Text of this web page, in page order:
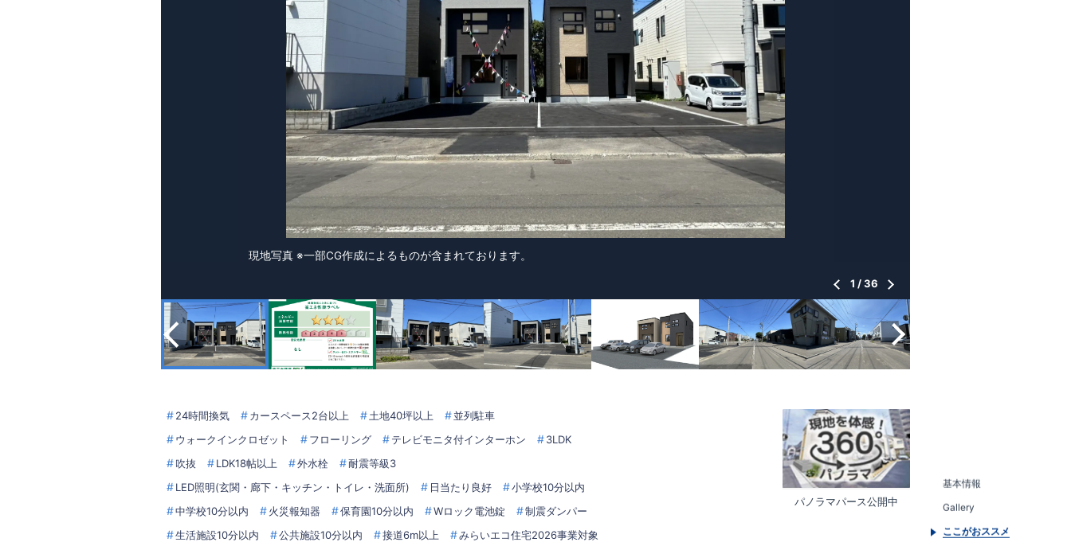
現地写真 ※一部CG作成によるものが含まれております。
1 /36
24時間換気 カースペース2台以上 土地40坪以上
並列駐車
ウォークインクロゼット
フローリング テレビモニタ付インターホン
3LDK
吹抜
LDK18帖以上 外水栓
耐震等級3
LED照明(玄関・廊下・キッチン・トイレ・洗面所)
日当たり良好
小学校10分以内
中学校10分以内
火災報知器 保育園10分以内 Wロック電池錠
制震ダンパー
生活施設10分以内
公共施設10分以内 接道6m以上
みらいエコ住宅2026事業対象
パノラマパース公開中
基本情報
Gallery
ここがおススメ